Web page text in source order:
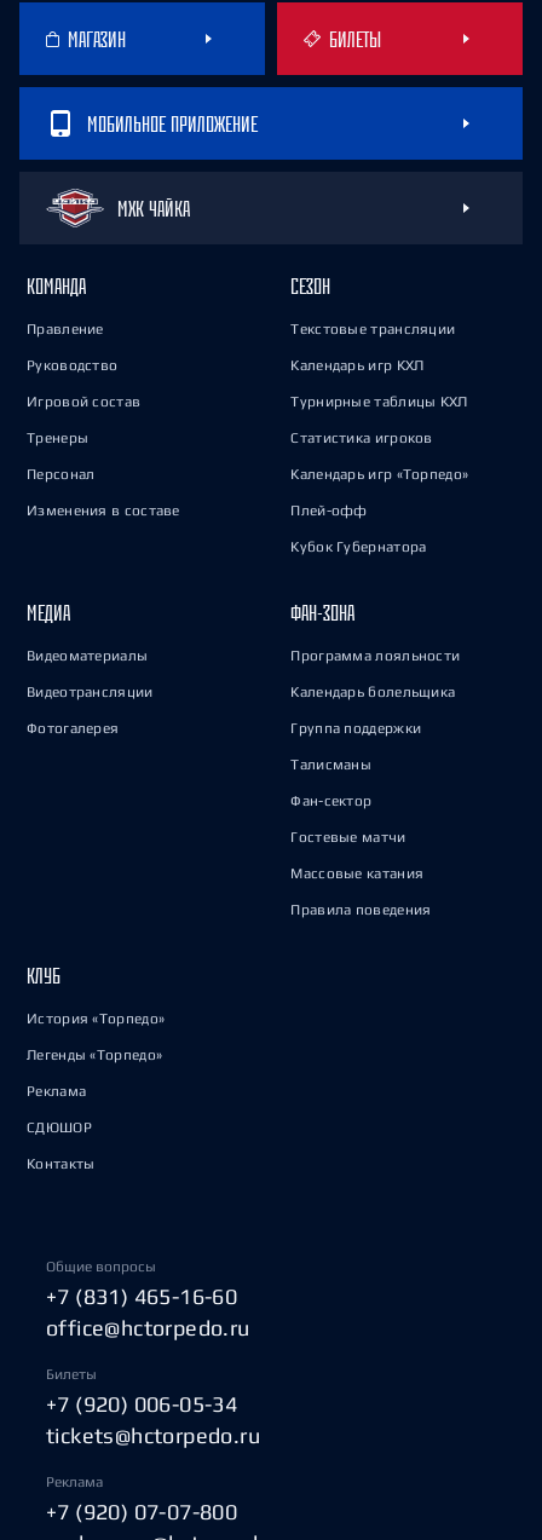
МАГАЗИН БИЛЕТЫ
МОБИЛЬНОЕ ПРИЛОЖЕНИЕ
МХК ЧАЙКА
КОМАНДА
Правление
Руководство
Игровой состав
Тренеры
Персонал
Изменения в составе
СЕЗОН
Текстовые трансляции
Календарь игр КХЛ
Турнирные таблицы КХЛ
Статистика игроков
Календарь игр «Торпедо»
Плей-офф
Кубок Губернатора
МЕДИА
Видеоматериалы
Видеотрансляции
Фотогалерея
ФАН-ЗОНА
Программа лояльности
Календарь болельщика
Группа поддержки
Талисманы
Фан-сектор
Гостевые матчи
Массовые катания
Правила поведения
КЛУБ
История «Торпедо»
Легенды «Торпедо»
Реклама
СДЮШОР
Контакты
Общие вопросы
+7 (831) 465-16-60
office@hctorpedo.ru
Билеты
+7 (920) 006-05-34
tickets@hctorpedo.ru
Реклама
+7 (920) 07-07-800